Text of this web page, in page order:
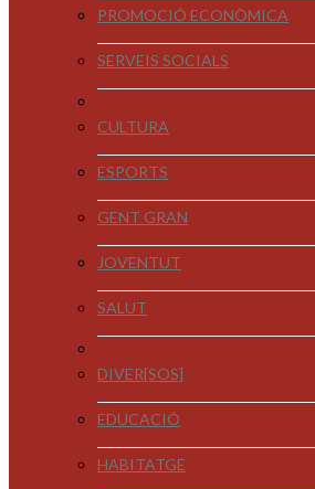
PROMOCIÓ ECONÒMICA
SERVEIS SOCIALS
CULTURA
ESPORTS
GENT GRAN
JOVENTUT
SALUT
DIVER[SOS]
EDUCACIÓ
HABITATGE